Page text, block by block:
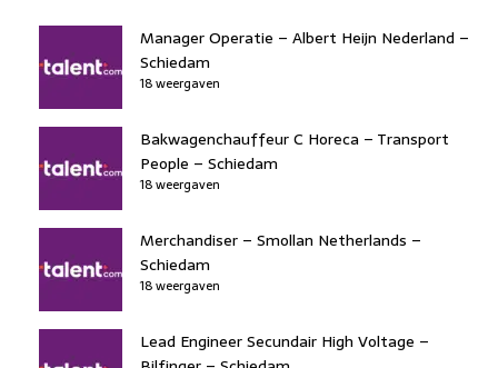
Manager Operatie – Albert Heijn Nederland –
Schiedam
18 weergaven
Bakwagenchauffeur C Horeca – Transport
People – Schiedam
18 weergaven
Merchandiser – Smollan Netherlands –
Schiedam
18 weergaven
Lead Engineer Secundair High Voltage –